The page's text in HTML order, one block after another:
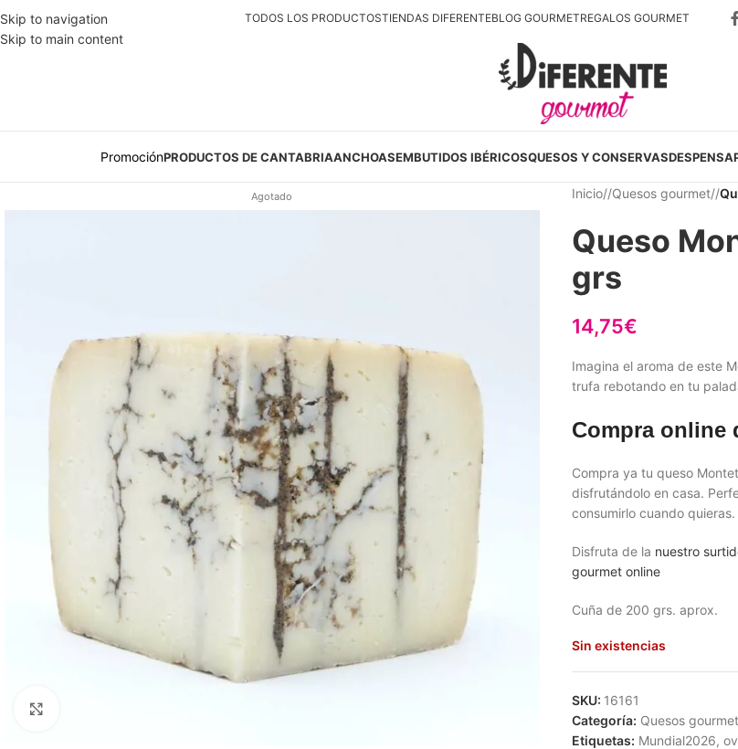
Skip to navigation
Skip to main content
TODOS LOS PRODUCTOSTIENDAS DIFERENTEBLOG GOURMETREGALOS GOURMET
PromociónPRODUCTOS DE CANTABRIAANCHOASEMBUTIDOS IBÉRICOSQUESOS Y CONSERVASDESPENSA
Agotado Inicio/ Quesos gourmet/
Queso
grs
14,75€
Imagina el aroma de este
trufa rebotando en tu
Compra online
Compra ya tu queso
disfrutándolo en casa.
consumirlo cuando quieras.
Disfruta de la nuestro
gourmet online
Cuña de 200 grs. aprox.
Sin existencias
SKU: 16161
Categoría: Quesos gourmet
Etiquetas: Mundial2026,